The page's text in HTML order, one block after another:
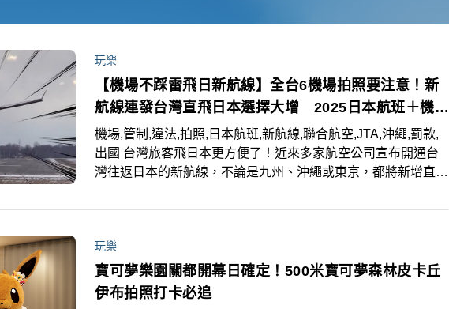
玩樂
【機場不踩雷飛日新航線】全台6機場拍照要注意！新
航線連發台灣直飛日本選擇大增 2025日本航班＋機場
規範一次看
機場,管制,違法,拍照,日本航班,新航線,聯合航空,JTA,沖繩,罰款,
出國 台灣旅客飛日本更方便了！近來多家航空公司宣布開通台
灣往返日本的新航線，不論是九州、沖繩或東京，都將新增直飛
後，部分機場區域若未經許可攝影，恐面臨高額罰金甚至刑責。
玩樂
寶可夢樂園關都開幕日確定！500米寶可夢森林皮卡丘
伊布拍照打卡必追